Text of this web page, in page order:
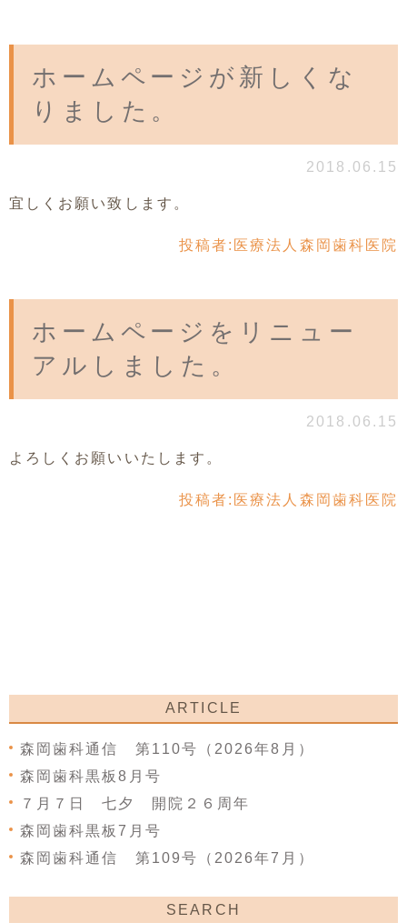
ホームページが新しくな
りました。
2018.06.15
宜しくお願い致します。
投稿者: 医療法人森岡歯科医院
ホームページをリニュー
アルしました。
2018.06.15
よろしくお願いいたします。
投稿者: 医療法人森岡歯科医院
ARTICLE
森岡歯科通信 第110号（2026年8月）
森岡歯科黒板8月号
７月７日 七夕 開院２６周年
森岡歯科黒板7月号
森岡歯科通信 第109号（2026年7月）
SEARCH